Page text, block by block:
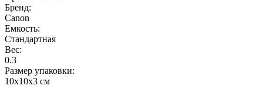
Бренд:
Canon
Емкость:
Стандартная
Вес:
0.3
Размер упаковки:
10x10x3 см